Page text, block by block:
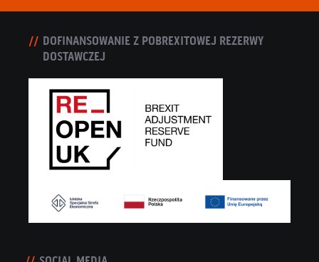
DOFINANSOWANIE Z POBREXITOWEJ REZERWY
DOSTAWCZEJ